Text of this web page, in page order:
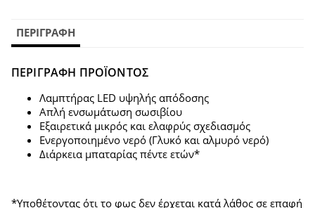
ΠΕΡΙΓΡΑΦΉ
ΠΕΡΙΓΡΑΦΗ ΠΡΟΪΟΝΤΟΣ
Λαμπτήρας LED υψηλής απόδοσης
Απλή ενσωμάτωση σωσιβίου
Εξαιρετικά μικρός και ελαφρύς σχεδιασμός
Ενεργοποιημένο νερό (Γλυκό και αλμυρό νερό)
Διάρκεια μπαταρίας πέντε ετών*
*Υποθέτοντας ότι το φως δεν έρχεται κατά λάθος σε επαφή